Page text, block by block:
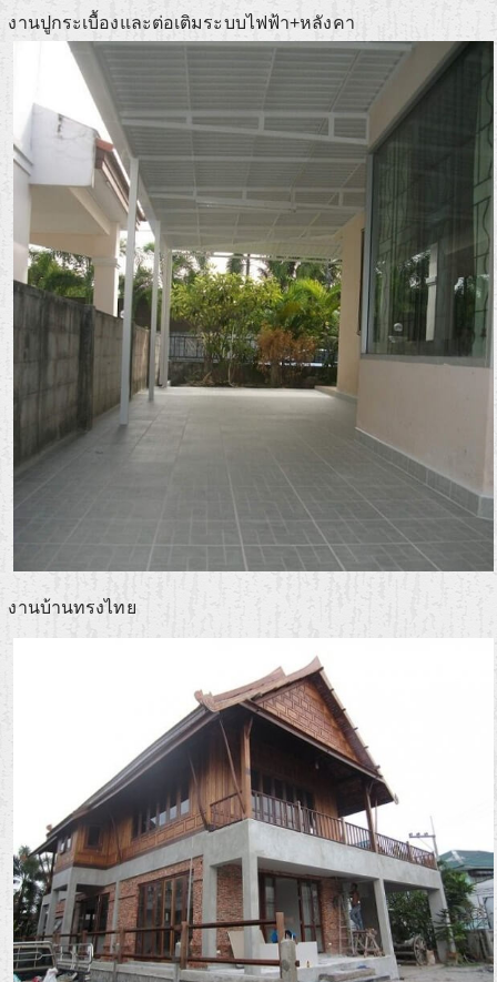
งานปูกระเบื้องและต่อเติมระบบไฟฟ้า+หลังคา
งานบ้านทรงไทย